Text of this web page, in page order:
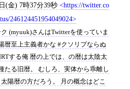
(金) 7時37分39秒
https://twitter.co
246124451954049024
ク (myuuk)さんはTwitterを使っていま
暦至上主義者かな #クソリプならぬ
する俺 暦の上では、の暦は太陰太
たる旧暦。 むしろ、実体から乖離し
陽暦の方だろう。 月の概念はどこ